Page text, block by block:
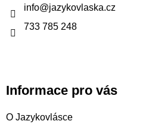
info@jazykovlaska.cz
733 785 248
Informace pro vás
O Jazykovlásce